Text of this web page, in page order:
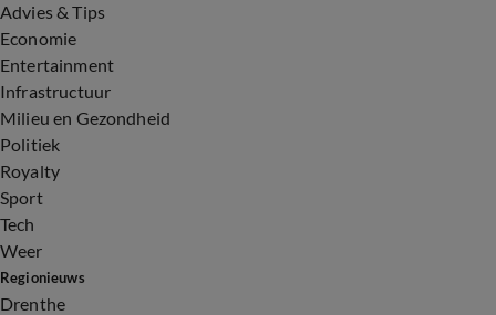
Advies & Tips
Economie
Entertainment
Infrastructuur
Milieu en Gezondheid
Politiek
Royalty
Sport
Tech
Weer
Regionieuws
Drenthe